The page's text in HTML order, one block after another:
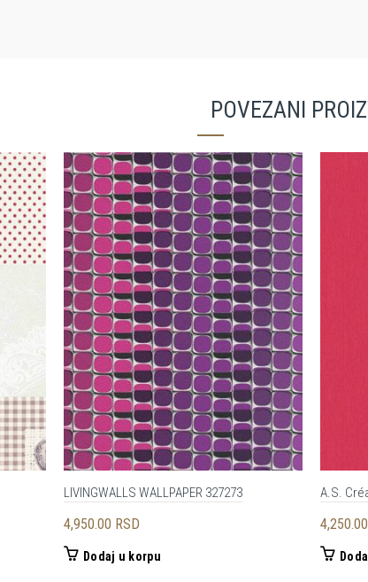
POVEZANI
LIVINGWALLS WALLPAPER 327273
4,950.00 RSD
Dodaj u korpu
A.S.
4,250.00